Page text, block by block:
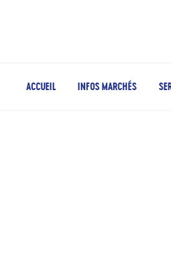
ACCUEIL INFOS MARCHÉS